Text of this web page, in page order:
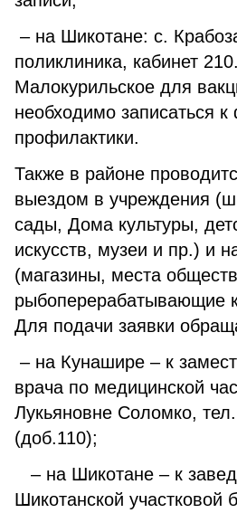
– на Шикотане: с.
поликлиника, кабинет
Малокурильское для
необходимо записаться
профилактики.
Также в районе
выездом в учреждения
сады, Дома культуры,
искусств, музеи и пр.) и
(магазины, места
рыбоперерабатывающие
Для подачи заявки
– на Кунашире – к
врача по медицинской
Лукьяновне Соломко,
(доб.110);
– на Шикотане – к
Шикотанской участковой